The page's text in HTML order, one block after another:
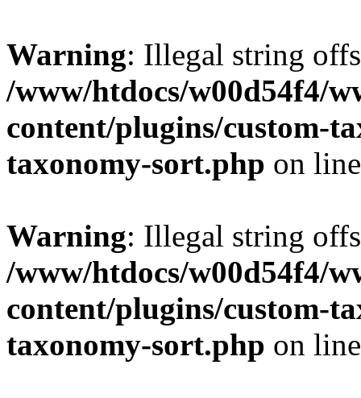
Warning: Illegal string
/www/htdocs/w00d54f4/
content/plugins/custom-
taxonomy-sort.php on
Warning: Illegal string
/www/htdocs/w00d54f4/
content/plugins/custom-
taxonomy-sort.php on